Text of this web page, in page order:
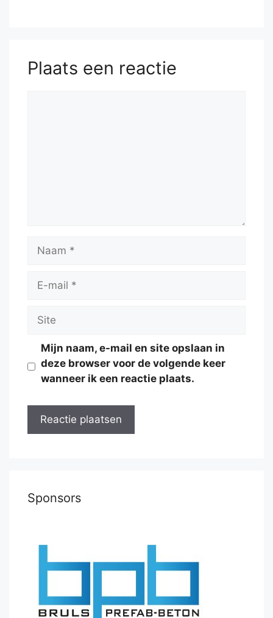
Plaats een reactie
Naam
Site
Mijn naam, e-mail en site opslaan in
deze browser voor de volgende keer
wanneer ik een reactie plaats.
Sponsors